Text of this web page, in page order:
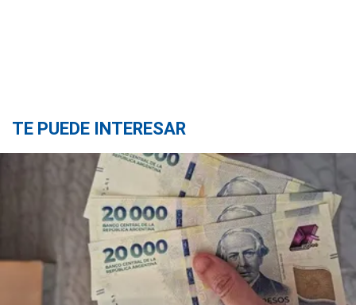
TE PUEDE INTERESAR